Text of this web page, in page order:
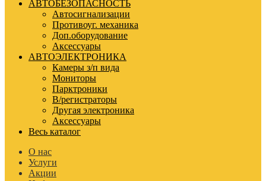
АВТОБЕЗОПАСНОСТЬ
Автосигнализации
Противоуг. механика
Доп.оборудование
Аксессуары
АВТОЭЛЕКТРОНИКА
Камеры з/п вида
Мониторы
Парктроники
В/регистраторы
Другая электроника
Аксессуары
Весь каталог
О нас
Услуги
Акции